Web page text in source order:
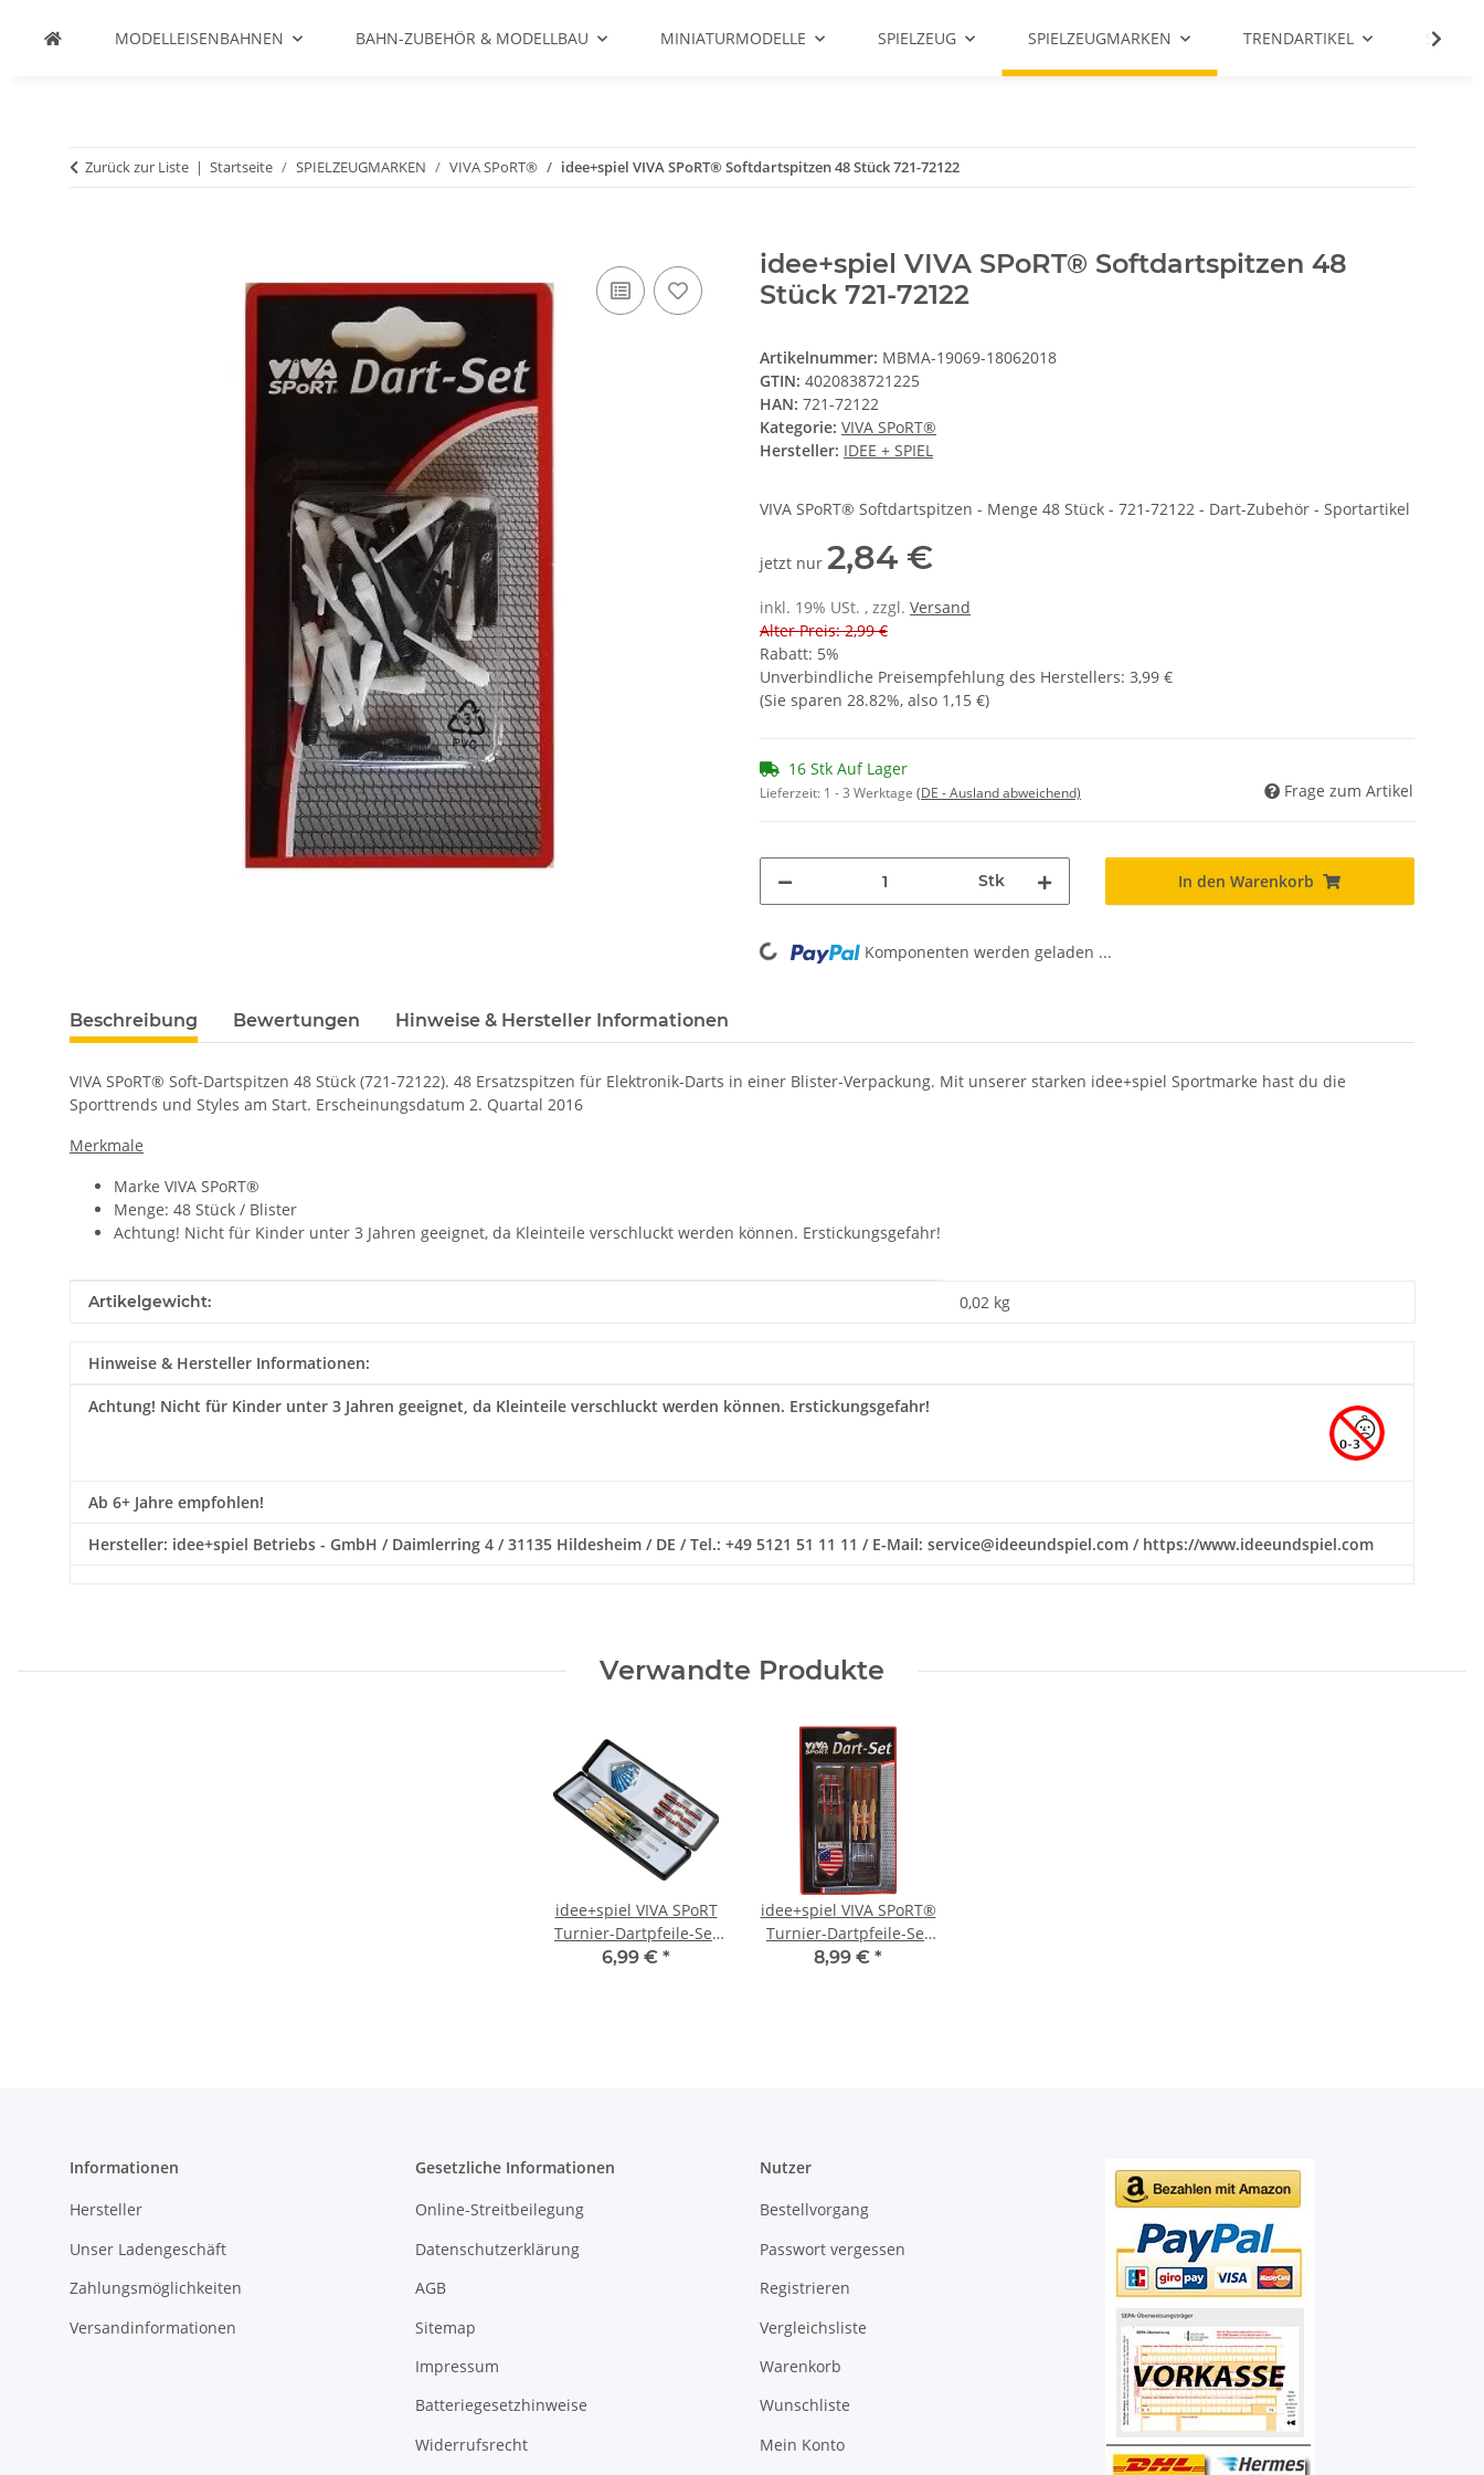
MODELLEISENBAHNEN BAHN-ZUBEHÖR & MODELLBAU MINIATURMODELLE SPIELZEUG SPIELZEUGMARKEN TRENDARTIKEL SALE %
Zurück zur Liste Startseite SPIELZEUGMARKEN VIVA SPoRT® idee+spiel VIVA SPoRT® Softdartspitzen 48 Stück 721-72122
idee+spiel VIVA SPoRT® Softdartspitzen 48
Stück 721-72122
Artikelnummer: MBMA-19069-18062018
GTIN: 4020838721225
HAN: 721-72122
Kategorie: VIVA SPoRT®
Hersteller: IDEE + SPIEL
VIVA SPoRT® Softdartspitzen - Menge 48 Stück - 721-72122 - Dart-Zubehör - Sportartikel
jetzt nur 2,84 €
inkl. 19% USt. , zzgl. Versand
Alter Preis: 2,99 €
Rabatt: 5%
Unverbindliche Preisempfehlung des Herstellers: 3,99 €
(Sie sparen 28.82%, also 1,15 €)
16 Stk Auf Lager
Lieferzeit: 1 - 3 Werktage (DE - Ausland abweichend) Frage zum Artikel
Stk In den Warenkorb
Loading... Komponenten werden geladen ...
Beschreibung Bewertungen Hinweise & Hersteller Informationen
VIVA SPoRT® Soft-Dartspitzen 48 Stück (721-72122). 48 Ersatzspitzen für Elektronik-Darts in einer Blister-Verpackung. Mit unserer starken idee+spiel Sportmarke hast du die
Sporttrends und Styles am Start. Erscheinungsdatum 2. Quartal 2016
Merkmale
Marke VIVA SPoRT®
Menge: 48 Stück / Blister
Achtung! Nicht für Kinder unter 3 Jahren geeignet, da Kleinteile verschluckt werden können. Erstickungsgefahr!
Produkteigenschaft
Wert
Artikelgewicht: 0,02 kg
Hinweise & Hersteller Informationen:
Achtung! Nicht für Kinder unter 3 Jahren geeignet, da Kleinteile verschluckt werden können. Erstickungsgefahr!
Ab 6+ Jahre empfohlen!
Hersteller: idee+spiel Betriebs - GmbH / Daimlerring 4 / 31135 Hildesheim / DE / Tel.: +49 5121 51 11 11 / E-Mail: service@ideeundspiel.com / https://www.ideeundspiel.com
Verwandte Produkte
idee+spiel VIVA SPoRT
Turnier-Dartpfeile-Set
Profi 22g 721-72120
6,99 € *
idee+spiel VIVA SPoRT®
Turnier-Dartpfeile-Set
Profi 18g 721-72121
8,99 € *
Informationen
Hersteller
Unser Ladengeschäft
Zahlungsmöglichkeiten
Versandinformationen
Gesetzliche Informationen
Online-Streitbeilegung
Datenschutzerklärung
AGB
Sitemap
Impressum
Batteriegesetzhinweise
Widerrufsrecht
Nutzer
Bestellvorgang
Passwort vergessen
Registrieren
Vergleichsliste
Warenkorb
Wunschliste
Mein Konto